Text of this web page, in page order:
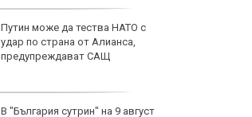
Путин може да тества НАТО с
удар по страна от Алианса,
предупреждават САЩ
В "България сутрин" на 9 август